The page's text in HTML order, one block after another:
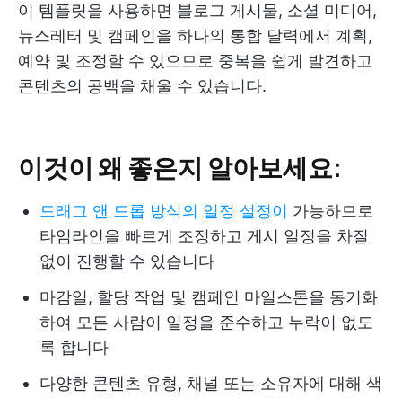
이 템플릿을 사용하면 블로그 게시물, 소셜 미디어,
뉴스레터 및 캠페인을 하나의 통합 달력에서 계획,
예약 및 조정할 수 있으므로 중복을 쉽게 발견하고
콘텐츠의 공백을 채울 수 있습니다.
이것이 왜 좋은지 알아보세요:
드래그 앤 드롭 방식의 일정 설정이 가능하므로
타임라인을 빠르게 조정하고 게시 일정을 차질
없이 진행할 수 있습니다
마감일, 할당 작업 및 캠페인 마일스톤을 동기화
하여 모든 사람이 일정을 준수하고 누락이 없도
록 합니다
다양한 콘텐츠 유형, 채널 또는 소유자에 대해 색